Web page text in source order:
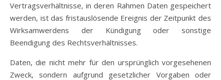
Vertragsverhältnisse, in deren Rahmen Daten gespeichert
werden, ist das fristauslösende Ereignis der Zeitpunkt des
Wirksamwerdens der Kündigung oder sonstige
Beendigung des Rechtsverhältnisses.
Daten, die nicht mehr für den ursprünglich vorgesehenen
Zweck, sondern aufgrund gesetzlicher Vorgaben oder